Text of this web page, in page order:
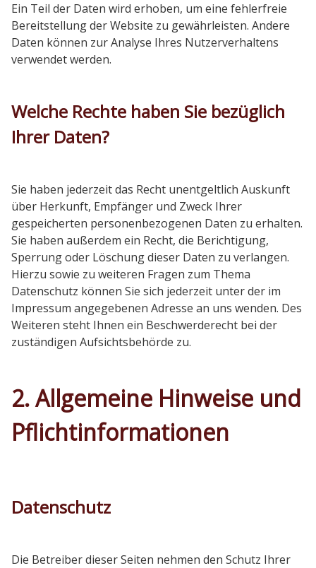
Ein Teil der Daten wird erhoben, um eine fehlerfreie
Bereitstellung der Website zu gewährleisten. Andere
Daten können zur Analyse Ihres Nutzerverhaltens
verwendet werden.
Welche Rechte haben Sie bezüglich
Ihrer Daten?
Sie haben jederzeit das Recht unentgeltlich Auskunft
über Herkunft, Empfänger und Zweck Ihrer
gespeicherten personenbezogenen Daten zu erhalten.
Sie haben außerdem ein Recht, die Berichtigung,
Sperrung oder Löschung dieser Daten zu verlangen.
Hierzu sowie zu weiteren Fragen zum Thema
Datenschutz können Sie sich jederzeit unter der im
Impressum angegebenen Adresse an uns wenden. Des
Weiteren steht Ihnen ein Beschwerderecht bei der
zuständigen Aufsichtsbehörde zu.
2. Allgemeine Hinweise und
Pflichtinformationen
Datenschutz
Die Betreiber dieser Seiten nehmen den Schutz Ihrer